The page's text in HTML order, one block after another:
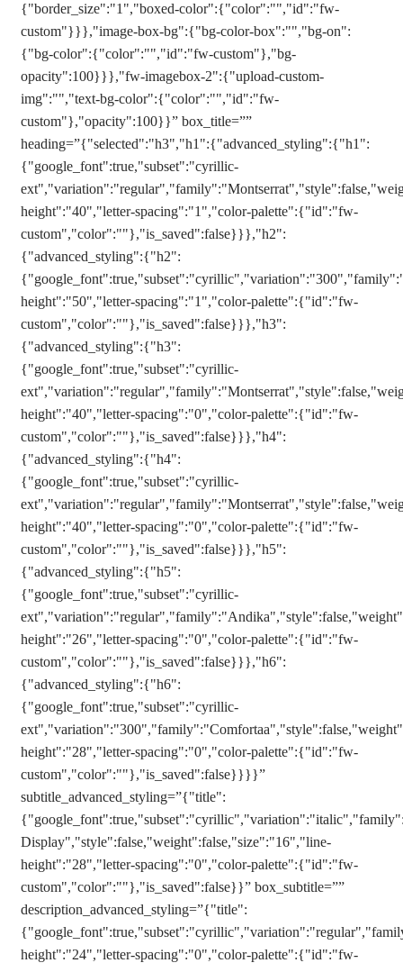
{"border_size":"1","boxed-color":{"color":"","id":"fw-
custom"}}},"image-box-bg":{"bg-color-box":"","bg-on":
{"bg-color":{"color":"","id":"fw-custom"},"bg-
opacity":100}}},"fw-imagebox-2":{"upload-custom-
img":"","text-bg-color":{"color":"","id":"fw-
custom"},"opacity":100}}” box_title=””
heading=”{"selected":"h3","h1":{"advanced_styling":{"h1":
{"google_font":true,"subset":"cyrillic-
height":"40","letter-spacing":"1","color-palette":{"id":"fw-
custom","color":""},"is_saved":false}}},"h2":
{"advanced_styling":{"h2":
height":"50","letter-spacing":"1","color-palette":{"id":"fw-
custom","color":""},"is_saved":false}}},"h3":
{"advanced_styling":{"h3":
{"google_font":true,"subset":"cyrillic-
height":"40","letter-spacing":"0","color-palette":{"id":"fw-
custom","color":""},"is_saved":false}}},"h4":
{"advanced_styling":{"h4":
{"google_font":true,"subset":"cyrillic-
height":"40","letter-spacing":"0","color-palette":{"id":"fw-
custom","color":""},"is_saved":false}}},"h5":
{"advanced_styling":{"h5":
{"google_font":true,"subset":"cyrillic-
height":"26","letter-spacing":"0","color-palette":{"id":"fw-
custom","color":""},"is_saved":false}}},"h6":
{"advanced_styling":{"h6":
{"google_font":true,"subset":"cyrillic-
height":"28","letter-spacing":"0","color-palette":{"id":"fw-
custom","color":""},"is_saved":false}}}}”
subtitle_advanced_styling=”{"title":
Display","style":false,"weight":false,"size":"16","line-
height":"28","letter-spacing":"0","color-palette":{"id":"fw-
custom","color":""},"is_saved":false}}” box_subtitle=””
description_advanced_styling=”{"title":
height":"24","letter-spacing":"0","color-palette":{"id":"fw-